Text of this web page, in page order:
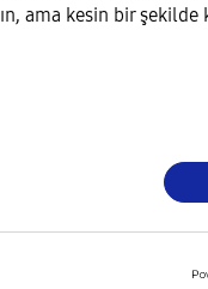
ama kesin bir şekilde